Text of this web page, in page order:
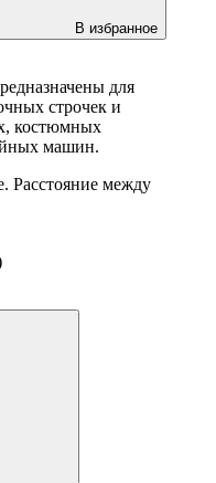
В избранное
для
строчек и
костюмных
машин.
Расстояние между